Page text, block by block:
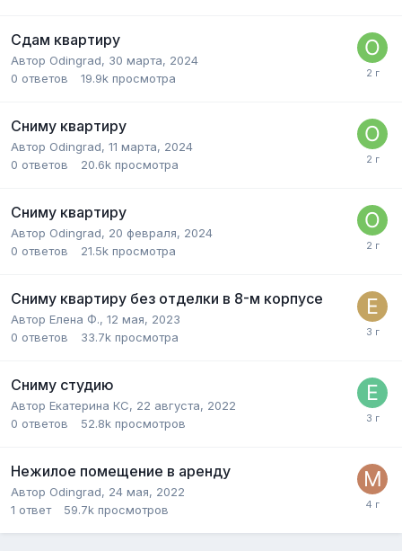
Сдам квартиру
Автор Odingrad, 30 марта, 2024
0 ответов 19.9k просмотра
Сниму квартиру
Автор Odingrad, 11 марта, 2024
0 ответов 20.6k просмотра
Сниму квартиру
Автор Odingrad, 20 февраля, 2024
0 ответов 21.5k просмотра
Сниму квартиру без отделки в 8-м корпусе
Автор Елена Ф., 12 мая, 2023
0 ответов 33.7k просмотра
Сниму студию
Автор Екатерина КС, 22 августа, 2022
0 ответов 52.8k просмотров
Нежилое помещение в аренду
Автор Odingrad, 24 мая, 2022
1 ответ 59.7k просмотров